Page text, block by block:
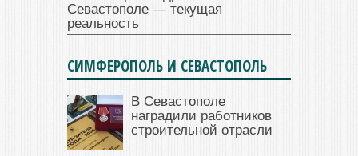
Севастополе — текущая
реальность
СИМФЕРОПОЛЬ И СЕВАСТОПОЛЬ
В Севастополе
наградили работников
строительной отрасли